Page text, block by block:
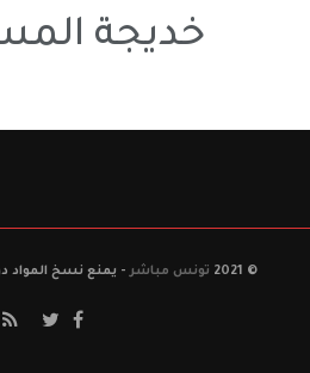
خديجة
© 2021 تونس مباشر - يمنع نسخ المواد